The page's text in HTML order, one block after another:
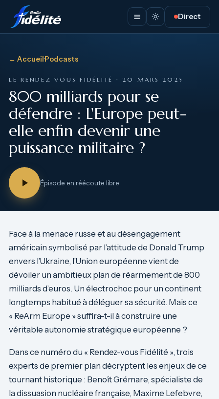
Direct
← Accueil·Podcasts
LE RENDEZ VOUS FIDÉLITÉ · 20 MARS 2025
800 milliards pour se
défendre : L'Europe peut-
elle enfin devenir une
puissance militaire ?
Épisode en réécoute libre
Face à la menace russe et au désengagement
américain symbolisé par l’attitude de Donald Trump
envers l’Ukraine, l’Union européenne vient de
dévoiler un ambitieux plan de réarmement de 800
milliards d’euros. Un électrochoc pour un continent
longtemps habitué à déléguer sa sécurité. Mais ce
« ReArm Europe » suffira-t-il à construire une
véritable autonomie stratégique européenne ?
Dans ce numéro du « Rendez-vous Fidélité », trois
experts de premier plan décryptent les enjeux de ce
tournant historique : Benoît Grémare, spécialiste de
la dissuasion nucléaire française, Maxime Lefebvre,